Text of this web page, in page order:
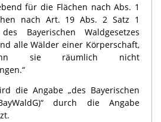
für die Flächen nach Abs. 1
nach Art. 19 Abs. 2 Satz 1
Bayerischen Waldgesetzes
alle Wälder einer Körperschaft,
sie räumlich nicht
die Angabe „des Bayerischen
durch die Angabe